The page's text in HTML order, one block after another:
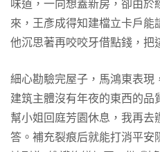
味道，一向想蓋新房，卻由於
來，王彥成得知建檔立卡戶能
他沉思著再咬咬牙借點錢，把
細心勘驗完屋子，馬鴻東表現
建筑主體沒有年夜的東西的品
幫小姐回庭芳園休息，我再去
答。補充裂痕后就能打消平